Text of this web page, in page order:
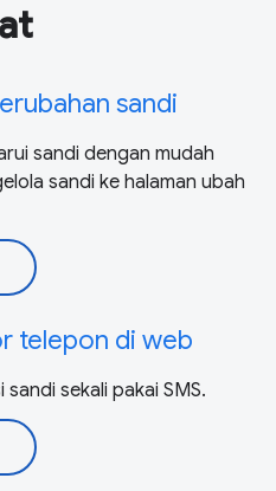
sandi
sandi dengan mudah
sandi ke halaman ubah
telepon di web
sekali pakai SMS.